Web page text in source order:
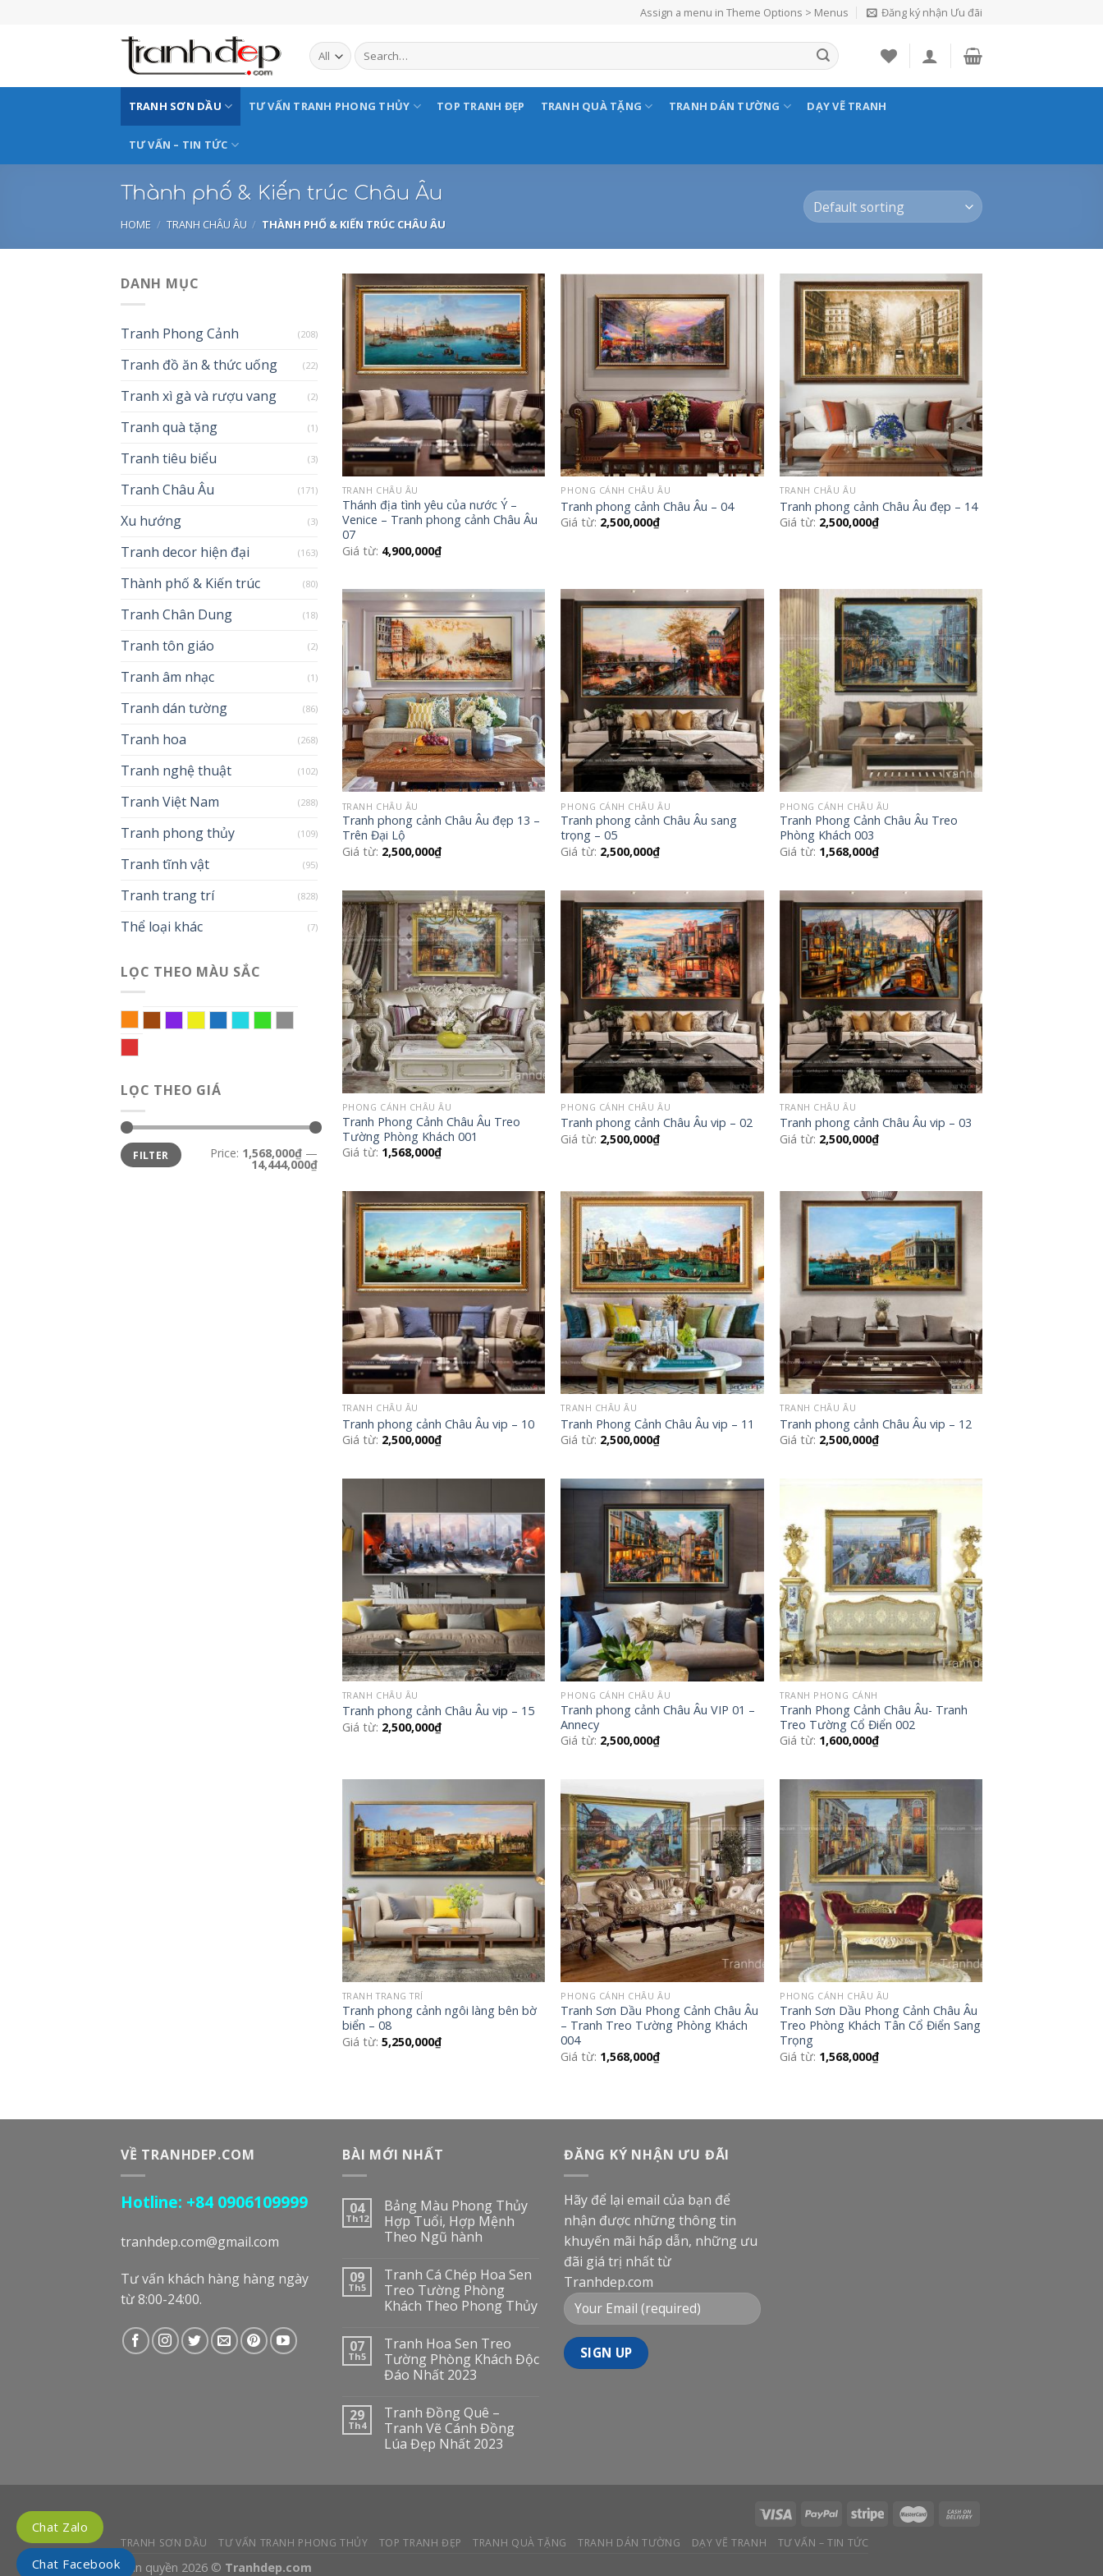
Assign a menu in Theme Options > Menus Đăng ký nhận Ưu đãi
TRANH SƠN DẦU TƯ VẤN TRANH PHONG THỦY TOP TRANH ĐẸP TRANH QUÀ TẶNG TRANH DÁN TƯỜNG DẠY VẼ TRANH
TƯ VẤN – TIN TỨC
Thành phố & Kiến trúc Châu Âu
HOME / TRANH CHÂU ÂU / THÀNH PHỐ & KIẾN TRÚC CHÂU ÂU
DANH MỤC
Tranh Phong Cảnh (208)
Tranh đồ ăn & thức uống (22)
Tranh xì gà và rượu vang (2)
Tranh quà tặng (1)
Tranh tiêu biểu (3)
Tranh Châu Âu (171)
Xu hướng (3)
Tranh decor hiện đại (163)
Thành phố & Kiến trúc (80)
Tranh Chân Dung (18)
Tranh tôn giáo (2)
Tranh âm nhạc (1)
Tranh dán tường (86)
Tranh hoa (268)
Tranh nghệ thuật (102)
Tranh Việt Nam (288)
Tranh phong thủy (109)
Tranh tĩnh vật (95)
Tranh trang trí (828)
Thể loại khác (7)
LỌC THEO MÀU SẮC
LỌC THEO GIÁ
Min
price
Max
priceFILTER Price: 1,568,000₫ —
14,444,000₫
Add to
Wishlist
TRANH CHÂU ÂU
Thánh địa tình yêu của nước Ý –
Venice – Tranh phong cảnh Châu Âu
07
Giá từ: 4,900,000₫
Add to
Wishlist
PHONG CẢNH CHÂU ÂU
Tranh phong cảnh Châu Âu – 04
Giá từ: 2,500,000₫
Add to
Wishlist
TRANH CHÂU ÂU
Tranh phong cảnh Châu Âu đẹp – 14
Giá từ: 2,500,000₫
Add to
Wishlist
TRANH CHÂU ÂU
Tranh phong cảnh Châu Âu đẹp 13 –
Trên Đại Lộ
Giá từ: 2,500,000₫
Add to
Wishlist
PHONG CẢNH CHÂU ÂU
Tranh phong cảnh Châu Âu sang
trọng – 05
Giá từ: 2,500,000₫
Add to
Wishlist
PHONG CẢNH CHÂU ÂU
Tranh Phong Cảnh Châu Âu Treo
Phòng Khách 003
Giá từ: 1,568,000₫
Add to
Wishlist
PHONG CẢNH CHÂU ÂU
Tranh Phong Cảnh Châu Âu Treo
Tường Phòng Khách 001
Giá từ: 1,568,000₫
Add to
Wishlist
PHONG CẢNH CHÂU ÂU
Tranh phong cảnh Châu Âu vip – 02
Giá từ: 2,500,000₫
Add to
Wishlist
TRANH CHÂU ÂU
Tranh phong cảnh Châu Âu vip – 03
Giá từ: 2,500,000₫
Add to
Wishlist
TRANH CHÂU ÂU
Tranh phong cảnh Châu Âu vip – 10
Giá từ: 2,500,000₫
Add to
Wishlist
TRANH CHÂU ÂU
Tranh Phong Cảnh Châu Âu vip – 11
Giá từ: 2,500,000₫
Add to
Wishlist
TRANH CHÂU ÂU
Tranh phong cảnh Châu Âu vip – 12
Giá từ: 2,500,000₫
Add to
Wishlist
TRANH CHÂU ÂU
Tranh phong cảnh Châu Âu vip – 15
Giá từ: 2,500,000₫
Add to
Wishlist
PHONG CẢNH CHÂU ÂU
Tranh phong cảnh Châu Âu VIP 01 –
Annecy
Giá từ: 2,500,000₫
Wishlist
TRANH PHONG CẢNH
Tranh Phong Cảnh Châu Âu- Tranh
Treo Tường Cổ Điển 002
Giá từ: 1,600,000₫
Add to
Wishlist
TRANH TRANG TRÍ
Tranh phong cảnh ngôi làng bên bờ
biển – 08
Giá từ: 5,250,000₫
Add to
Wishlist
PHONG CẢNH CHÂU ÂU
Tranh Sơn Dầu Phong Cảnh Châu Âu
– Tranh Treo Tường Phòng Khách
004
Giá từ: 1,568,000₫
Add to
PHONG CẢNH CHÂU ÂU
Tranh Sơn Dầu Phong Cảnh Châu Âu
Treo Phòng Khách Tân Cổ Điển Sang
Trọng
Giá từ: 1,568,000₫
VỀ TRANHDEP.COM
Hotline: +84 0906109999
tranhdep.com@gmail.com
Tư vấn khách hàng hàng ngày
từ 8:00-24:00.
BÀI MỚI NHẤT
04
Th12
Bảng Màu Phong Thủy
Hợp Tuổi, Hợp Mệnh
Theo Ngũ hành
09
Th5
Tranh Cá Chép Hoa Sen
Treo Tường Phòng
Khách Theo Phong Thủy
07
Th5
Tranh Hoa Sen Treo
Tường Phòng Khách Độc
Đáo Nhất 2023
29
Th4
Tranh Đồng Quê –
Tranh Vẽ Cánh Đồng
Lúa Đẹp Nhất 2023
ĐĂNG KÝ NHẬN ƯU ĐÃI
Hãy để lại email của bạn để
nhận được những thông tin
khuyến mãi hấp dẫn, những ưu
đãi giá trị nhất từ
Tranhdep.com
TRANH SƠN DẦU TƯ VẤN TRANH PHONG THỦY TOP TRANH ĐẸP TRANH QUÀ TẶNG TRANH DÁN TƯỜNG DẠY VẼ TRANH TƯ VẤN – TIN TỨC
Bản quyền 2026 © Tranhdep.com
Chat Zalo
Chat Facebook